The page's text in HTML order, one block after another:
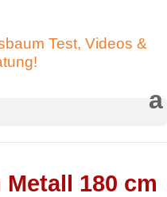
180 cm